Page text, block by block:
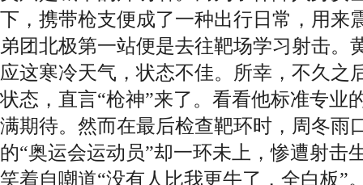
下，携带枪支便成了一种出行日常，用来
弟团北极第一站便是去往靶场学习射击。
应这寒冷天气，状态不佳。所幸，不久之
状态，直言“枪神”来了。看看他标准专业
满期待。然而在最后检查靶环时，周冬雨
的“奥运会运动员”却一环未上，惨遭射击
笑着自嘲道“没有人比我更牛了，全白板”